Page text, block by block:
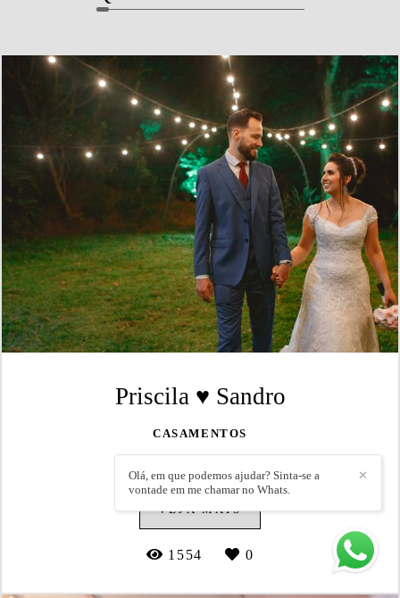
Priscila ♥ Sandro
CASAMENTOS
VEJA MAIS
1554 0
✕
Olá, em que podemos ajudar? Sinta-se a
vontade em me chamar no Whats.